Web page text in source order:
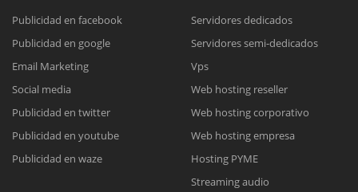
Reunión online
Meet para la reunión online.
Cotización
Chat Online
Todos nuestros ejecutivos están fuera de línea. Complete el formulario
Publicidad en facebook
Publicidad en google
Email Marketing
Social media
Publicidad en twitter
Publicidad en youtube
Publicidad en waze
Servidores dedicados
Servidores semi-dedicados
Vps
Web hosting reseller
Web hosting corporativo
Web hosting empresa
Hosting PYME
Streaming audio